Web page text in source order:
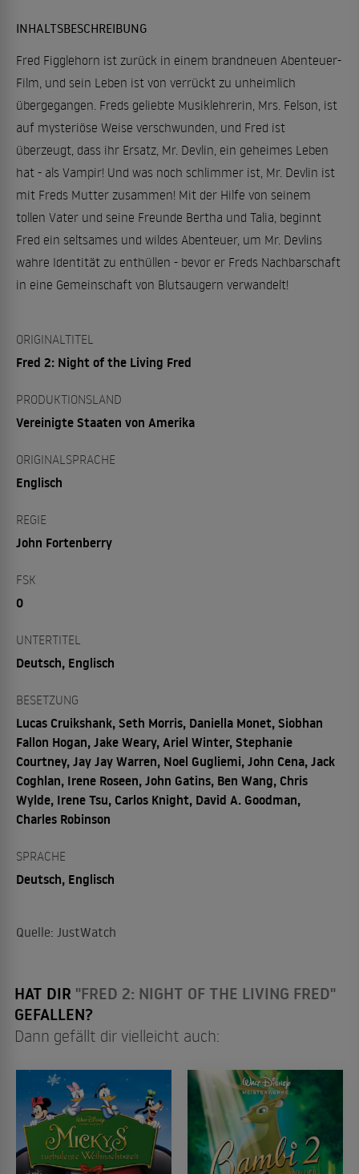
INHALTSBESCHREIBUNG
Fred Figglehorn ist zurück in einem brandneuen Abenteuer-
Film, und sein Leben ist von verrückt zu unheimlich
übergegangen. Freds geliebte Musiklehrerin, Mrs. Felson, ist
auf mysteriöse Weise verschwunden, und Fred ist
überzeugt, dass ihr Ersatz, Mr. Devlin, ein geheimes Leben
hat - als Vampir! Und was noch schlimmer ist, Mr. Devlin ist
mit Freds Mutter zusammen! Mit der Hilfe von seinem
tollen Vater und seine Freunde Bertha und Talia, beginnt
Fred ein seltsames und wildes Abenteuer, um Mr. Devlins
wahre Identität zu enthüllen - bevor er Freds Nachbarschaft
in eine Gemeinschaft von Blutsaugern verwandelt!
ORIGINALTITEL
Fred 2: Night of the Living Fred
PRODUKTIONSLAND
Vereinigte Staaten von Amerika
ORIGINALSPRACHE
Englisch
REGIE
John Fortenberry
FSK
0
UNTERTITEL
Deutsch, Englisch
BESETZUNG
Lucas Cruikshank, Seth Morris, Daniella Monet, Siobhan
Fallon Hogan, Jake Weary, Ariel Winter, Stephanie
Courtney, Jay Jay Warren, Noel Gugliemi, John Cena, Jack
Coghlan, Irene Roseen, John Gatins, Ben Wang, Chris
Wylde, Irene Tsu, Carlos Knight, David A. Goodman,
Charles Robinson
SPRACHE
Deutsch, Englisch
Quelle: JustWatch
HAT DIR "FRED 2: NIGHT OF THE LIVING FRED"
GEFALLEN?
Dann gefällt dir vielleicht auch: